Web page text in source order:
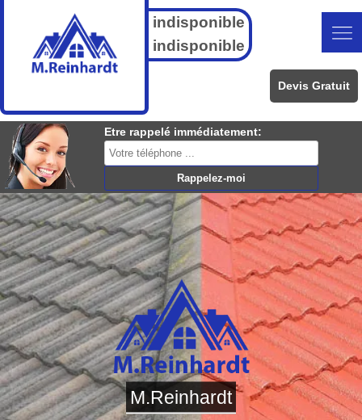
indisponible
indisponible
Devis Gratuit
Etre rappelé immédiatement:
M.Reinhardt